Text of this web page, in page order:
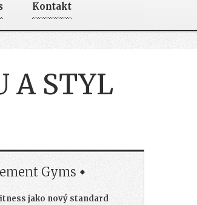
Kontakt
A STYL
Gyms
jako nový standard